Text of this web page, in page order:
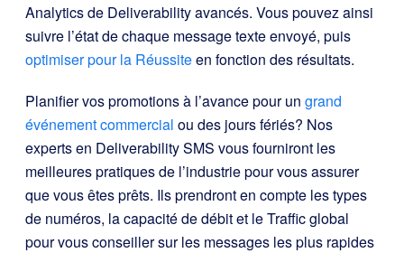
Analytics de Deliverability avancés. Vous pouvez ainsi
suivre l’état de chaque message texte envoyé, puis
optimiser pour la Réussiteen fonction des résultats.
Planifier vos promotions à l’avance pour un grand
événement commercial ou des jours fériés? Nos
experts en Deliverability SMS vous fourniront les
meilleures pratiques de l’industrie pour vous assurer
que vous êtes prêts. Ils prendront en compte les types
de numéros, la capacité de débit et le Traffic global
pour vous conseiller sur les messages les plus rapides